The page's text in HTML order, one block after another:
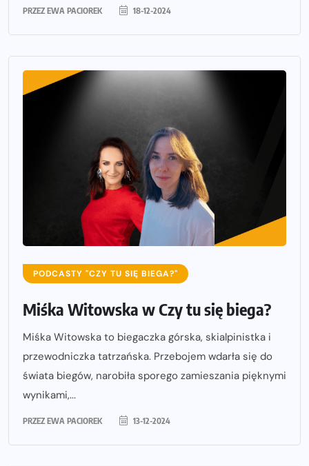
PRZEZ EWA PACIOREK 18-12-2024
PODCASTY "CZY TU SIĘ BIEGA?"
Miśka Witowska w Czy tu się biega?
Miśka Witowska to biegaczka górska, skialpinistka i
przewodniczka tatrzańska. Przebojem wdarła się do
świata biegów, narobiła sporego zamieszania pięknymi
wynikami,...
PRZEZ EWA PACIOREK 13-12-2024